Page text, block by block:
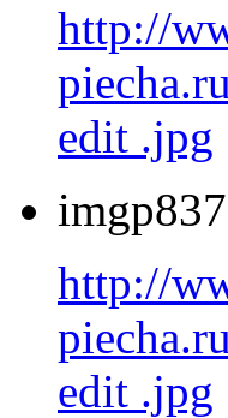
http://
edit .jpg
http://
edit .jpg